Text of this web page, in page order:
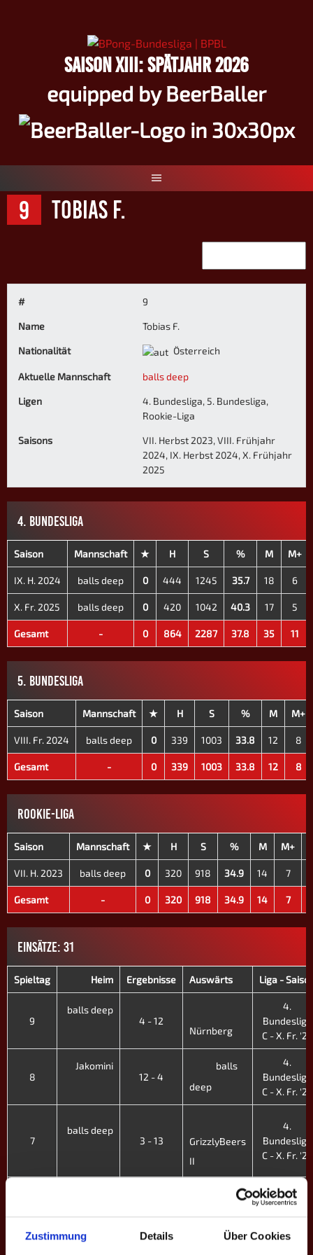
Zustimmung Details Über Cookies
SAISON XIII: SPÄTJAHR 2026
equipped by BeerBaller
9 Tobias F.
# 9
Name Tobias F.
Nationalität Österreich
Aktuelle Mannschaft balls deep
Ligen
4. Bundesliga, 5. Bundesliga,
Rookie-Liga
Saisons
VII. Herbst 2023, VIII. Frühjahr
2024, IX. Herbst 2024, X. Frühjahr
2025
4. BUNDESLIGA
Saison Mannschaft ★ H S % M M+
IX. H. 2024 balls deep 0 444 1245 35.7 18 6
X. Fr. 2025 balls deep 0 420 1042 40.3 17 5
Gesamt - 0 864 2287 37.8 35 11
5. BUNDESLIGA
Saison Mannschaft ★ H S % M M+
VIII. Fr. 2024 balls deep 0 339 1003 33.8 12 8
Gesamt - 0 339 1003 33.8 12 8
ROOKIE-LIGA
Saison Mannschaft ★ H S % M M+
VII. H. 2023 balls deep 0 320 918 34.9 14 7
Gesamt - 0 320 918 34.9 14 7
EINSÄTZE: 31
Spieltag Heim Ergebnisse Auswärts Liga -
9
balls deep
4 - 12
Nürnberg
4.
Bundesliga
C - X. Fr. '25
8
Jakomini
12 - 4
balls
deep
4.
Bundesliga
C - X. Fr. '25
7
balls deep
3 - 13
GrizzlyBeers
II
4.
Bundesliga
C - X. Fr. '25
balls
deep
4.
Bundesliga
C - X. Fr. '25